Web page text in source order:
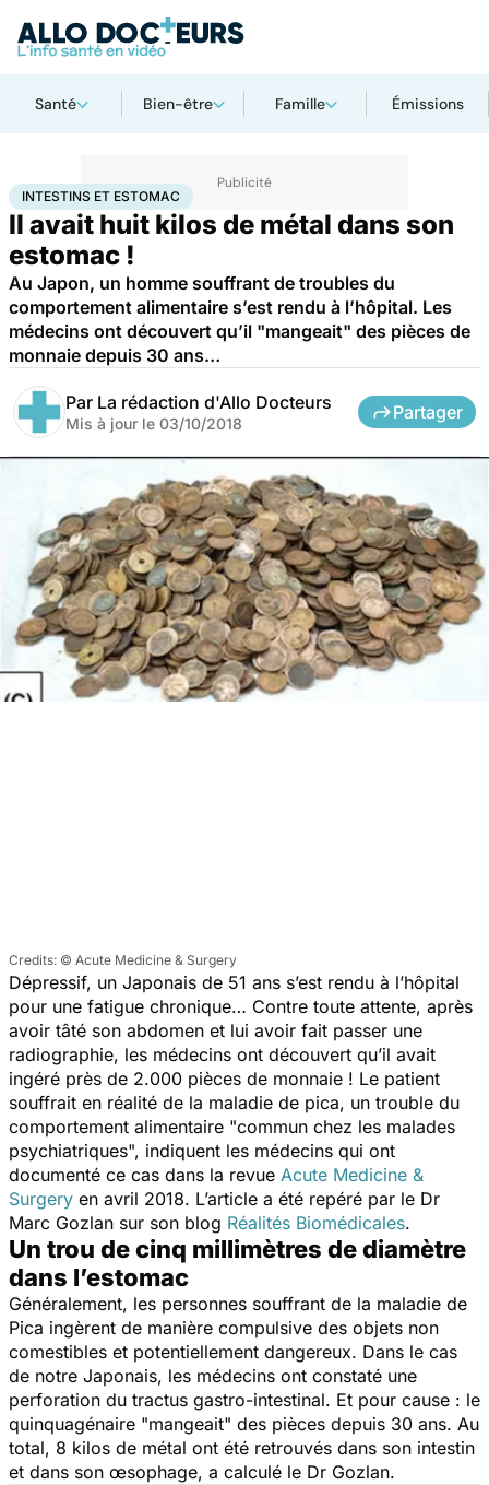
Santé Bien-être Famille Émissions
AccueilSantéIntestins et estomac
INTESTINS ET ESTOMAC
Il avait huit kilos de métal dans son
estomac !
Au Japon, un homme souffrant de troubles du
comportement alimentaire s’est rendu à l’hôpital. Les
médecins ont découvert qu’il "mangeait" des pièces de
monnaie depuis 30 ans…
Par La rédaction d'Allo Docteurs
Mis à jour le 03/10/2018
Partager
© Acute Medicine & Surgery
Dépressif, un Japonais de 51 ans s’est rendu à l’hôpital
pour une fatigue chronique… Contre toute attente, après
avoir tâté son abdomen et lui avoir fait passer une
radiographie, les médecins ont découvert qu’il avait
ingéré près de 2.000 pièces de monnaie ! Le patient
souffrait en réalité de la maladie de pica, un trouble du
comportement alimentaire "commun chez les malades
psychiatriques", indiquent les médecins qui ont
documenté ce cas dans la revue Acute Medicine &
Surgery en avril 2018. L’article a été repéré par le Dr
Marc Gozlan sur son blog Réalités Biomédicales.
Un trou de cinq millimètres de diamètre
dans l’estomac
Généralement, les personnes souffrant de la maladie de
Pica ingèrent de manière compulsive des objets non
comestibles et potentiellement dangereux. Dans le cas
de notre Japonais, les médecins ont constaté une
perforation du tractus gastro-intestinal. Et pour cause : le
quinquagénaire "mangeait" des pièces depuis 30 ans. Au
total, 8 kilos de métal ont été retrouvés dans son intestin
et dans son œsophage, a calculé le Dr Gozlan.